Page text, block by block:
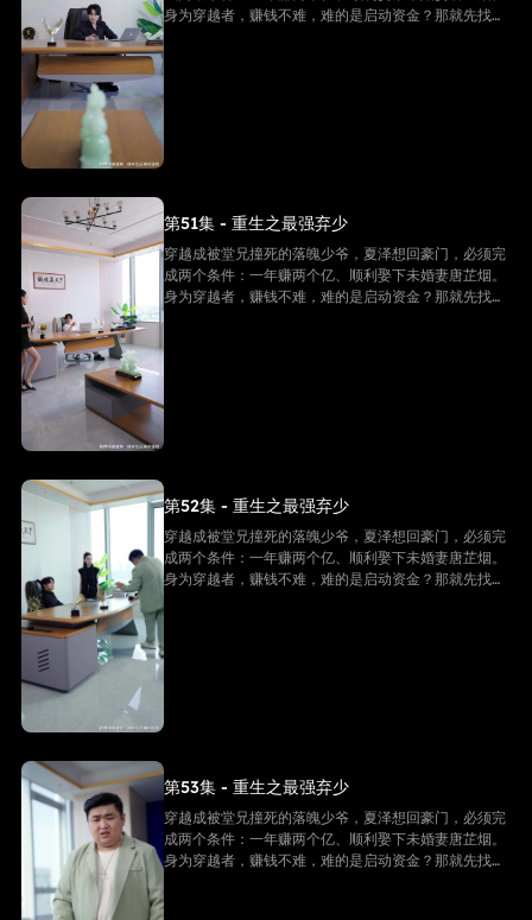
身为穿越者，赚钱不难，难的是启动资金？那就先找未
婚妻借个五千万！
第51集 - 重生之最强弃少
穿越成被堂兄撞死的落魄少爷，夏泽想回豪门，必须完
成两个条件：一年赚两个亿、顺利娶下未婚妻唐芷烟。
身为穿越者，赚钱不难，难的是启动资金？那就先找未
婚妻借个五千万！
第52集 - 重生之最强弃少
穿越成被堂兄撞死的落魄少爷，夏泽想回豪门，必须完
成两个条件：一年赚两个亿、顺利娶下未婚妻唐芷烟。
身为穿越者，赚钱不难，难的是启动资金？那就先找未
婚妻借个五千万！
第53集 - 重生之最强弃少
穿越成被堂兄撞死的落魄少爷，夏泽想回豪门，必须完
成两个条件：一年赚两个亿、顺利娶下未婚妻唐芷烟。
身为穿越者，赚钱不难，难的是启动资金？那就先找未